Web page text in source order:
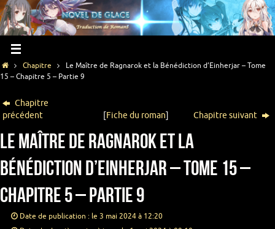
Chapitre
Le Maître de Ragnarok et la Bénédiction d’Einherjar – Tome
15 – Chapitre 5 – Partie 9
Chapitre
précédent
[Fiche du roman] Chapitre suivant
Le Maître de Ragnarok et la
Bénédiction d’Einherjar – Tome 15 –
Chapitre 5 – Partie 9
Date de publication : le 3 mai 2024 à 12:20